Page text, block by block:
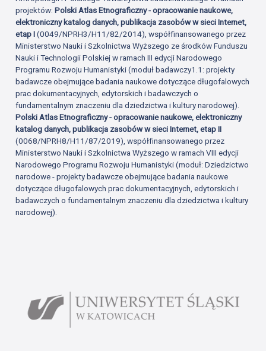
projektów:Polski Atlas Etnograficzny - opracowanie naukowe,
elektroniczny katalog danych, publikacja zasobów w sieci Internet,
etap I(0049/NPRH3/H11/82/2014), współfinansowanego przez
Ministerstwo Nauki i Szkolnictwa Wyższego ze środków Funduszu
Nauki i Technologii Polskiej w ramach III edycji Narodowego
Programu Rozwoju Humanistyki (moduł badawczy1.1: projekty
badawcze obejmujące badania naukowe dotyczące długofalowych
prac dokumentacyjnych, edytorskich i badawczych o
fundamentalnym znaczeniu dla dziedzictwa i kultury narodowej).
Polski Atlas Etnograficzny - opracowanie naukowe, elektroniczny
katalog danych, publikacja zasobów w sieci Internet, etap II
(0068/NPRH8/H11/87/2019), współfinansowanego przez
Ministerstwo Nauki i Szkolnictwa Wyższego w ramach VIII edycji
Narodowego Programu Rozwoju Humanistyki (moduł: Dziedzictwo
narodowe - projekty badawcze obejmujące badania naukowe
dotyczące długofalowych prac dokumentacyjnych, edytorskich i
badawczych o fundamentalnym znaczeniu dla dziedzictwa i kultury
narodowej).